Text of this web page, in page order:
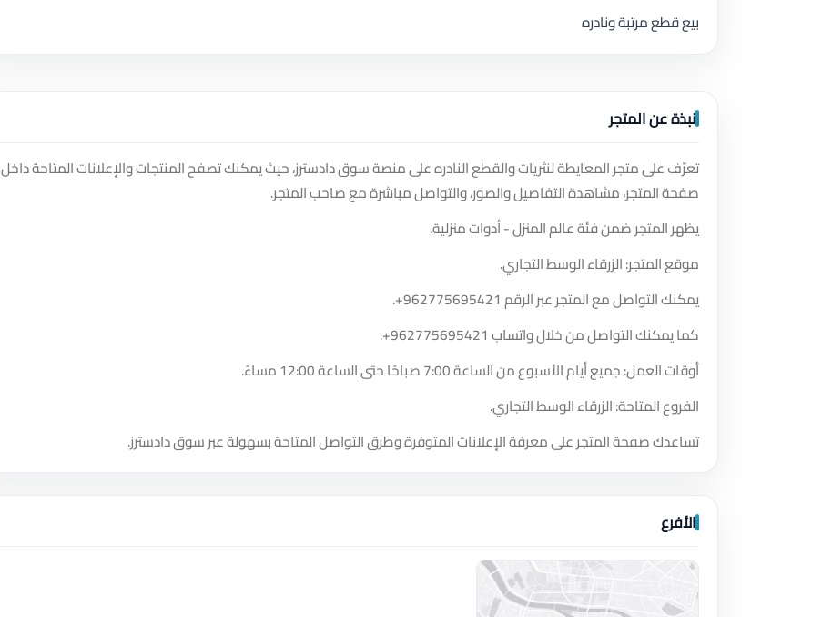
بيع قطع مرتبة ونادره
نبذة عن المتجر
تعرّف على متجر المعايطة لنثريات والقطع النادره على منصة سوق دادسترز، حيث يمكنك تصفح المنتجات والإعلانات المتاحة داخل
صفحة المتجر، مشاهدة التفاصيل والصور، والتواصل مباشرة مع صاحب المتجر.
يظهر المتجر ضمن فئة عالم المنزل - أدوات منزلية.
موقع المتجر: الزرقاء الوسط التجاري.
يمكنك التواصل مع المتجر عبر الرقم +962775695421
.
كما يمكنك التواصل من خلال واتساب +962775695421
.
أوقات العمل: جميع أيام الأسبوع من الساعة 7:00 صباحًا حتى الساعة 12:00 مساءً.
الفروع المتاحة: الزرقاء الوسط التجاري.
تساعدك صفحة المتجر على معرفة الإعلانات المتوفرة وطرق التواصل المتاحة بسهولة عبر سوق دادسترز.
الأفرع